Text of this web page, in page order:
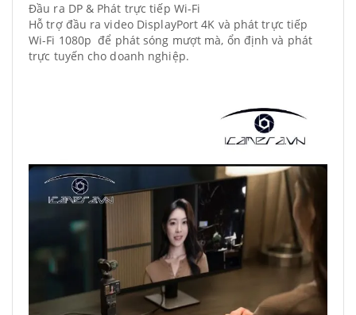
Đầu ra DP & Phát trực tiếp Wi-Fi
Hỗ trợ đầu ra video DisplayPort 4K và phát trực tiếp
Wi-Fi 1080p để phát sóng mượt mà, ổn định và phát
trực tuyến cho doanh nghiệp.